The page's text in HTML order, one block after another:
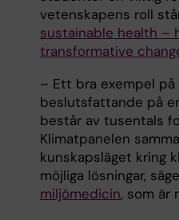
vetenskapens roll
sustainable health –
transformative
– Ett bra exempel
beslutsfattande på
består av tusentals
Klimatpanelen
kunskapsläget kring
möjliga lösningar,
miljömedicin, som är